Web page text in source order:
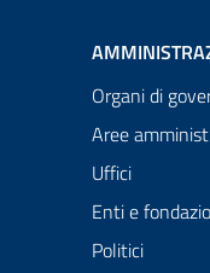
Organi di
Aree
Uffici
Enti e
Politici